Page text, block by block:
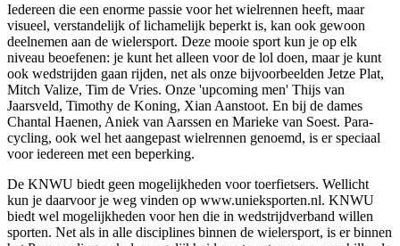
Iedereen die een enorme passie voor het wielrennen heeft, maar
visueel, verstandelijk of lichamelijk beperkt is, kan ook gewoon
deelnemen aan de wielersport. Deze mooie sport kun je op elk
niveau beoefenen: je kunt het alleen voor de lol doen, maar je kunt
ook wedstrijden gaan rijden, net als onze bijvoorbeelden Jetze Plat,
Mitch Valize, Tim de Vries. Onze 'upcoming men' Thijs van
Jaarsveld, Timothy de Koning, Xian Aanstoot. En bij de dames
Chantal Haenen, Aniek van Aarssen en Marieke van Soest. Para-
cycling, ook wel het aangepast wielrennen genoemd, is er speciaal
voor iedereen met een beperking.
De KNWU biedt geen mogelijkheden voor toerfietsers. Wellicht
kun je daarvoor je weg vinden op www.unieksporten.nl. KNWU
biedt wel mogelijkheden voor hen die in wedstrijdverband willen
sporten. Net als in alle disciplines binnen de wielersport, is er binnen